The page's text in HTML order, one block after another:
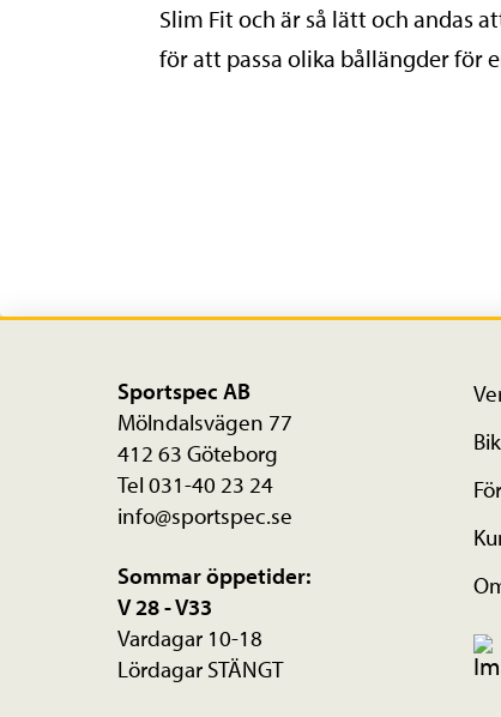
Slim Fit och är så lätt och andas
för att passa olika bållängder för
Sportspec AB
Mölndalsvägen 77
412 63 Göteborg
Tel 031-40 23 24
info@sportspec.se
Sommar öppetider:
V 28 - V33
Vardagar 10-18
Lördagar STÄNGT